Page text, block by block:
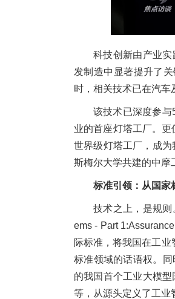
科技创新由产业实
发制造中显著提升了
时，相关技术已在汽车
该技术已深度参
业的首座灯塔工厂。
世界级灯塔工厂，成为
斯梅尔大学共建的中摩
标准引领： 从国家
技术之上，是规
ems - Part
际标准，将我国在工
标准领域的话语权。
的我国首个工业大模
等，从源头定义了工业